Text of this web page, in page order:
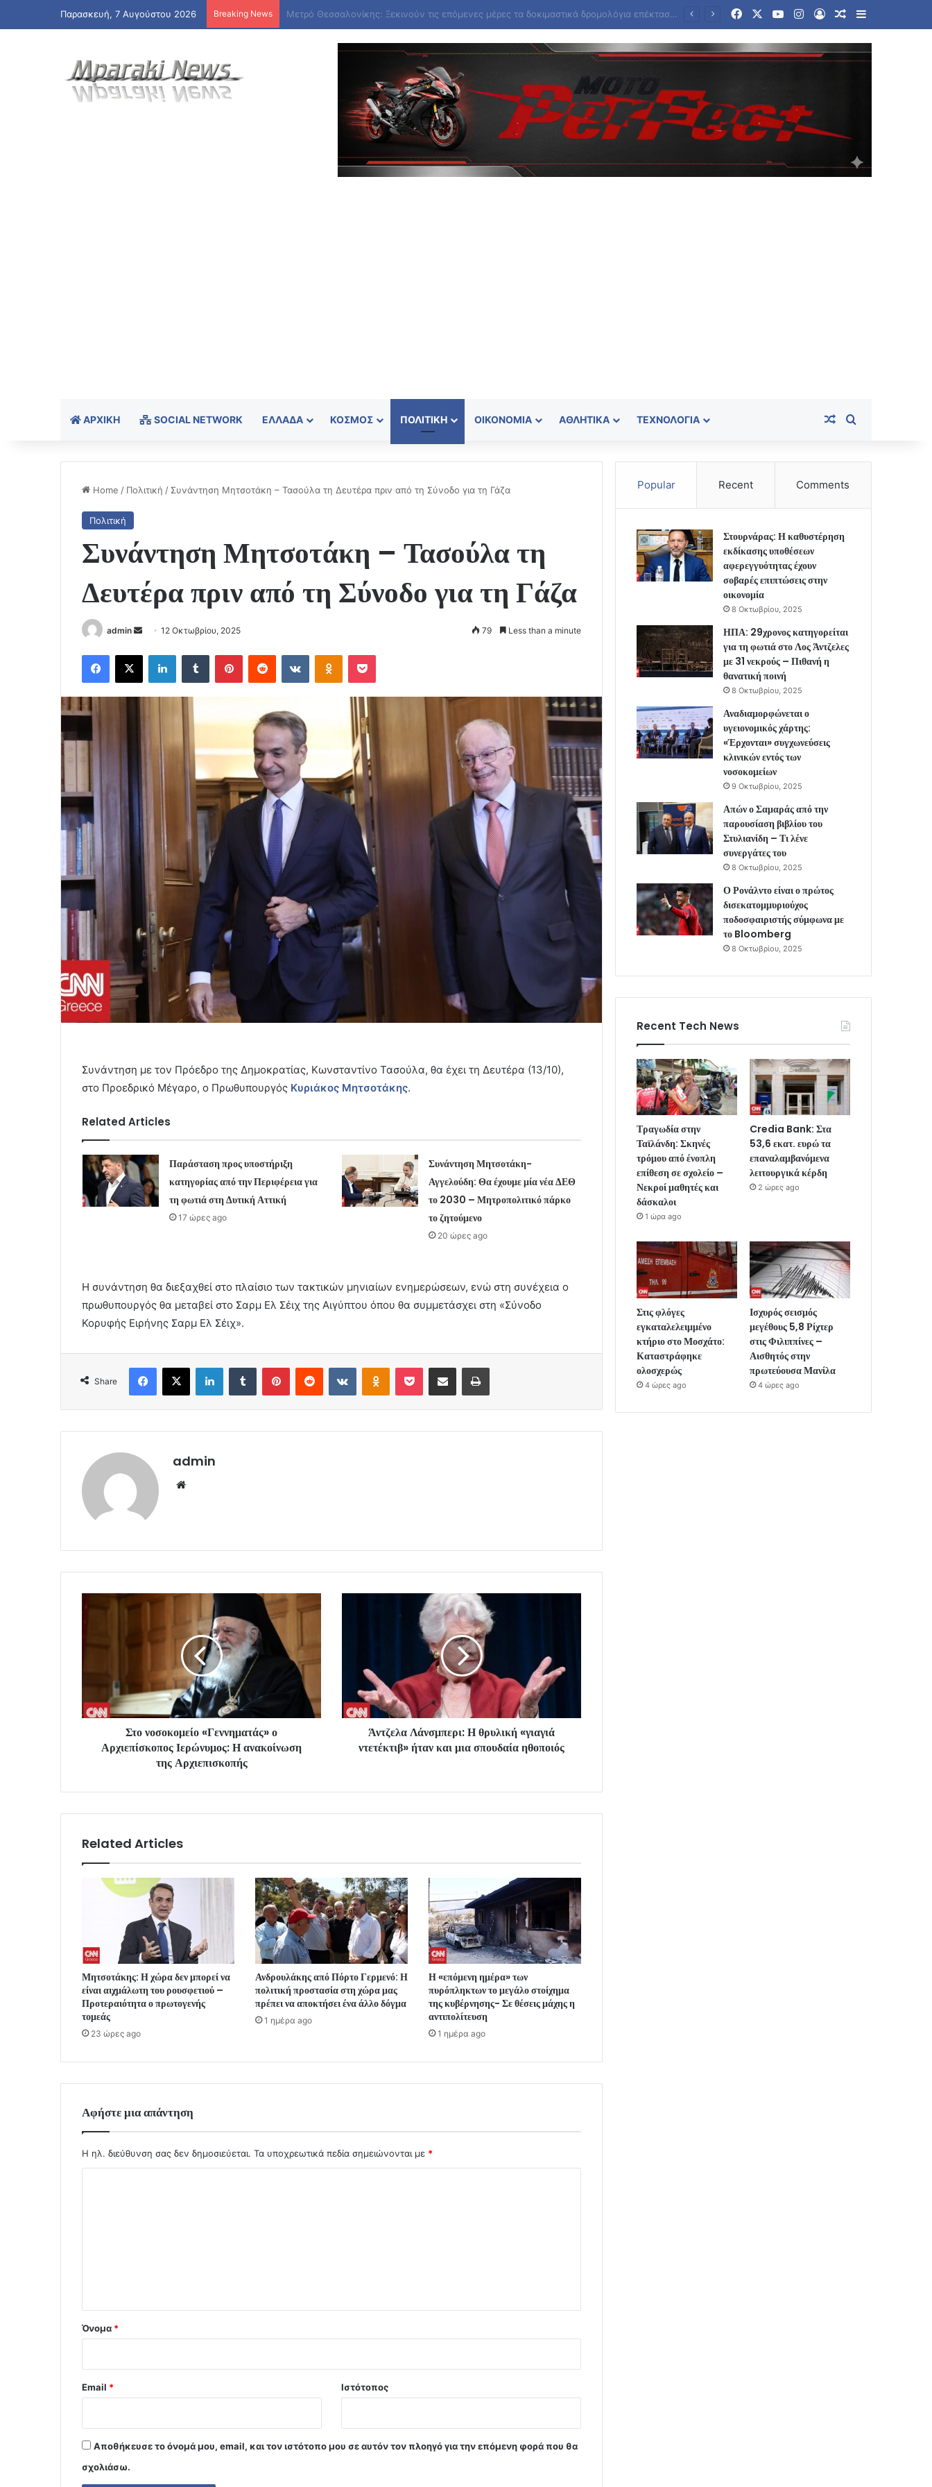
Παρασκευή, 7 Αυγούστου 2026 Breaking News Τραγωδία στην Ταϊλάνδη: Σκηνές τρόμου από ένοπλη επίθεση σε σχολείο – Νεκροί μαθητές και δάσκαλοι FacebookYouTubeInstagram
Log InRandom Article
Sidebar
ΑΡΧΙΚΉ SOCIAL NETWORK ΕΛΛΆΔΑ ΚΌΣΜΟΣ ΠΟΛΙΤΙΚΉ ΟΙΚΟΝΟΜΊΑ ΑΘΛΗΤΙΚΆ ΤΕΧΝΟΛΟΓΊΑ Random Article
Home / Πολιτική / Συνάντηση Μητσοτάκη – Τασούλα τη Δευτέρα πριν από τη Σύνοδο για τη Γάζα
Πολιτική
Συνάντηση Μητσοτάκη – Τασούλα τη
Δευτέρα πριν από τη Σύνοδο για τη Γάζα
admin
Send
email
12 Οκτωβρίου, 2025 79 Less than a minute
Facebook
X LinkedInTumblr PinterestReddit VKontakteOdnoklassniki
Pocket
Συνάντηση με τον Πρόεδρο της Δημοκρατίας, Κωνσταντίνο Τασούλα, θα έχει τη Δευτέρα (13/10),
στο Προεδρικό Μέγαρο, ο Πρωθυπουργός Κυριάκος Μητσοτάκης.
Related Articles
Παράσταση προς υποστήριξη
κατηγορίας από την Περιφέρεια για
τη φωτιά στη Δυτική Αττική
17 ώρες ago
Συνάντηση Μητσοτάκη-
Αγγελούδη: Θα έχουμε μία νέα ΔΕΘ
το 2030 – Μητροπολιτικό πάρκο
το ζητούμενο
20 ώρες ago
Η συνάντηση θα διεξαχθεί στο πλαίσιο των τακτικών μηνιαίων ενημερώσεων, ενώ στη συνέχεια ο
πρωθυπουργός θα μεταβεί στo Σαρμ Ελ Σέιχ της Αιγύπτου όπου θα συμμετάσχει στη «Σύνοδο
Κορυφής Ειρήνης Σαρμ Ελ Σέιχ».
Share
Facebook
X LinkedInTumblr PinterestReddit VKontakteOdnoklassniki
Pocket Share via Email Print
admin
Στο νοσοκομείο «Γεννηματάς» ο
Αρχιεπίσκοπος Ιερώνυμος: Η ανακοίνωση
της Αρχιεπισκοπής
Άντζελα Λάνσμπερι: Η θρυλική «γιαγιά
ντετέκτιβ» ήταν και μια σπουδαία ηθοποιός
Related Articles
Μητσοτάκης: Η χώρα δεν μπορεί να
είναι αιχμάλωτη του ρουσφετιού –
Προτεραιότητα ο πρωτογενής
τομεάς
23 ώρες ago
Ανδρουλάκης από Πόρτο Γερμενό: Η
πολιτική προστασία στη χώρα μας
πρέπει να αποκτήσει ένα άλλο δόγμα
1 ημέρα ago
Η «επόμενη ημέρα» των
πυρόπληκτων το μεγάλο στοίχημα
της κυβέρνησης- Σε θέσεις μάχης η
αντιπολίτευση
1 ημέρα ago
Αφήστε μια απάντηση
Η ηλ. διεύθυνση σας δεν δημοσιεύεται. Τα υποχρεωτικά πεδία σημειώνονται με *
Όνομα *
Email * Ιστότοπος
Αποθήκευσε το όνομά μου, email, και τον ιστότοπο μου σε αυτόν τον πλοηγό για την επόμενη φορά που θα
σχολιάσω.
Popular Recent Comments
Στουρνάρας: Η καθυστέρηση
εκδίκασης υποθέσεων
αφερεγγυότητας έχουν
σοβαρές επιπτώσεις στην
οικονομία
8 Οκτωβρίου, 2025
ΗΠΑ: 29χρονος κατηγορείται
για τη φωτιά στο Λος Άντζελες
με 31 νεκρούς – Πιθανή η
θανατική ποινή
8 Οκτωβρίου, 2025
Αναδιαμορφώνεται ο
υγειονομικός χάρτης:
«Έρχονται» συγχωνεύσεις
κλινικών εντός των
νοσοκομείων
9 Οκτωβρίου, 2025
Απών ο Σαμαράς από την
παρουσίαση βιβλίου του
Στυλιανίδη – Τι λένε
συνεργάτες του
8 Οκτωβρίου, 2025
Ο Ρονάλντο είναι ο πρώτος
δισεκατομμυριούχος
ποδοσφαιριστής σύμφωνα με
το Bloomberg
8 Οκτωβρίου, 2025
Recent Tech News
Τραγωδία στην
Ταϊλάνδη: Σκηνές
τρόμου από ένοπλη
επίθεση σε σχολείο –
Νεκροί μαθητές και
δάσκαλοι
1 ώρα ago
Credia Bank: Στα
53,6 εκατ. ευρώ τα
επαναλαμβανόμενα
λειτουργικά κέρδη
2 ώρες ago
Στις φλόγες
εγκαταλελειμμένο
κτήριο στο Μοσχάτο:
Καταστράφηκε
ολοσχερώς
4 ώρες ago
Ισχυρός σεισμός
μεγέθους 5,8 Ρίχτερ
στις Φιλιππίνες –
Αισθητός στην
πρωτεύουσα Μανίλα
4 ώρες ago